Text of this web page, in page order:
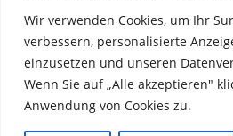
Wir verwenden Cookies, um Ihr
verbessern, personalisierte
einzusetzen und unseren
Wenn Sie auf „Alle akzeptieren"
Anwendung von Cookies zu.